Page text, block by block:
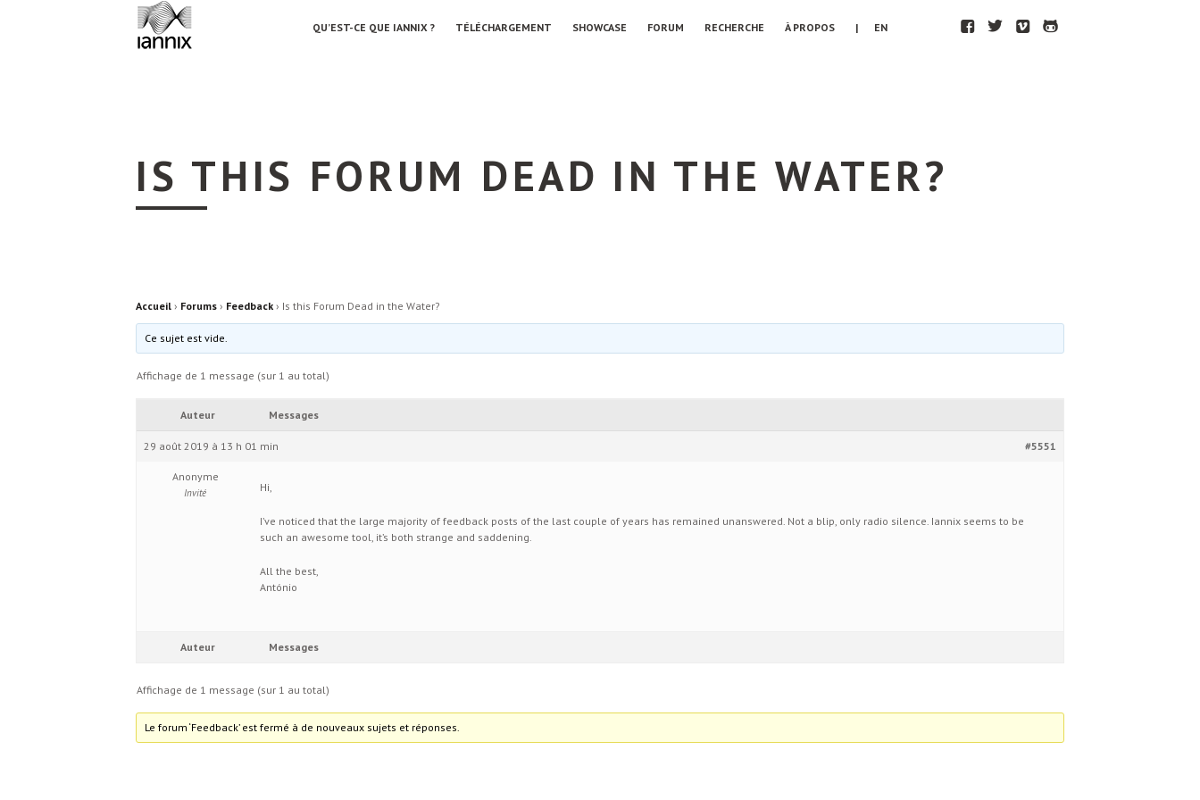
QU’EST-CE QUE IANNIX ? TÉLÉCHARGEMENT SHOWCASE FORUM RECHERCHE À PROPOS | EN F T V H
IS THIS FORUM DEAD IN THE WATER?
Accueil › Forums › Feedback › Is this Forum Dead in the Water?
Ce sujet est vide.
Affichage de 1 message (sur 1 au total)
Auteur Messages
29 août 2019 à 13 h 01 min #5551
Anonyme
Invité Hi,
I’ve noticed that the large majority of feedback posts of the last couple of years has remained unanswered. Not a blip, only radio silence. Iannix seems to be
such an awesome tool, it’s both strange and saddening.
All the best,
António
Auteur Messages
Affichage de 1 message (sur 1 au total)
Le forum ‘Feedback’ est fermé à de nouveaux sujets et réponses.